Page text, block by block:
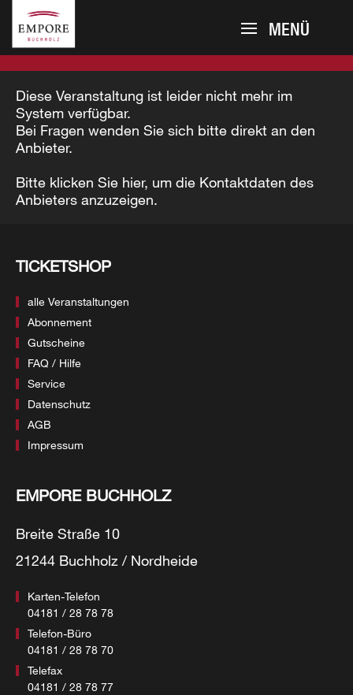
MENÜ
Diese Veranstaltung ist leider nicht mehr im
System verfügbar.
Bei Fragen wenden Sie sich bitte direkt an den
Anbieter.
Bitte klicken Sie hier, um die Kontaktdaten des
Anbieters anzuzeigen.
TICKETSHOP
alle Veranstaltungen
Abonnement
Gutscheine
FAQ / Hilfe
Service
Datenschutz
AGB
Impressum
EMPORE BUCHHOLZ
Breite Straße 10
21244 Buchholz / Nordheide
Karten-Telefon
04181 / 28 78 78
Telefon-Büro
04181 / 28 78 70
Telefax
04181 / 28 78 77